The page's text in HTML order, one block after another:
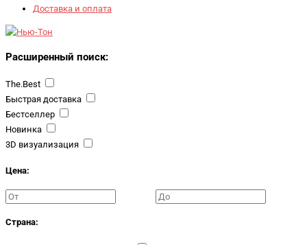
Доставка и оплата
Расширенный поиск:
The.Best
Быстрая доставка
Бестселлер
Новинка
3D визуализация
Цена:
Страна: